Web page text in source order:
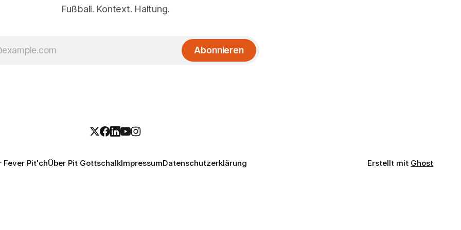
Fußball. Kontext. Haltung.
Abonnieren
Fever Pit'chÜber Pit GottschalkImpressumDatenschutzerklärung Erstellt mit Ghost